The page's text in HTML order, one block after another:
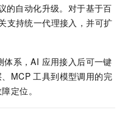
的自动化升级。对于基于百
支持统一代理接入，并可扩
系，AI 应用接入后可一键
MCP 工具到模型调用的完
定位。